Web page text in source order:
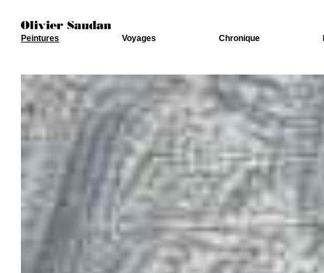
Peintures Voyages Chronique